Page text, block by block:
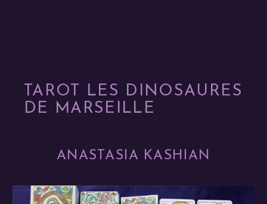
TAROT LES DINOSAURES
DE MARSEILLE
ANASTASIA KASHIAN